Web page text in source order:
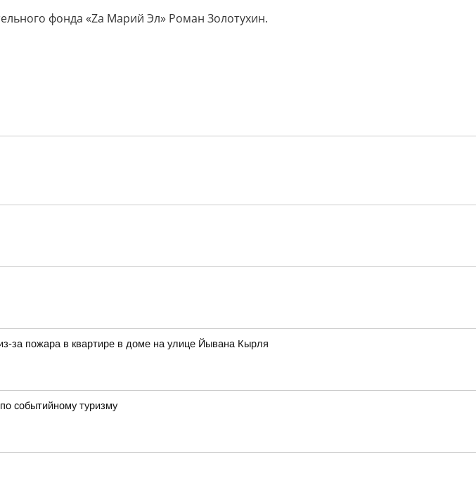
фонда «Zа Марий Эл» Роман Золотухин.
за пожара в квартире в доме на улице Йывана Кырля
событийному туризму